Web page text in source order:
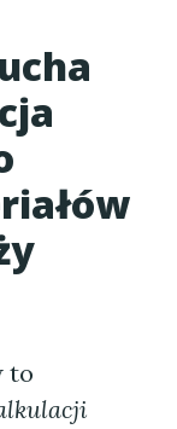
to